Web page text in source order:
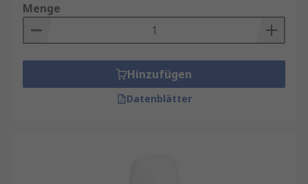
Menge
Hinzufügen
Datenblätter